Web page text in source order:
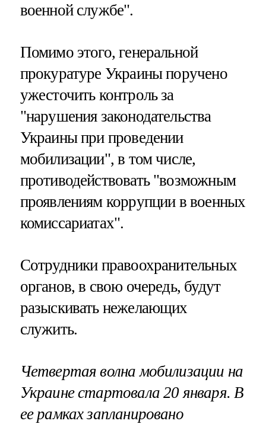
военной службе".
Помимо этого, генеральной
прокуратуре Украины поручено
ужесточить контроль за
"нарушения законодательства
Украины при проведении
мобилизации", в том числе,
противодействовать "возможным
проявлениям коррупции в военных
комиссариатах".
Сотрудники правоохранительных
органов, в свою очередь, будут
разыскивать нежелающих
служить.
Четвертая волна мобилизации на
Украине стартовала 20 января. В
ее рамках запланировано